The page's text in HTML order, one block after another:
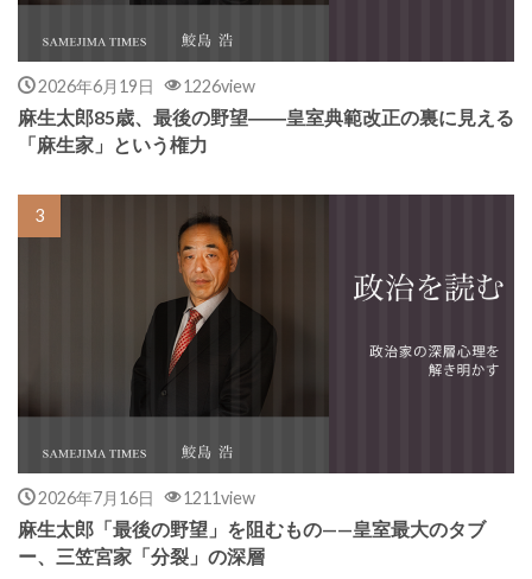
2026年6月19日 1226view
麻生太郎85歳、最後の野望――皇室典範改正の裏に見える
「麻生家」という権力
2026年7月16日 1211view
麻生太郎「最後の野望」を阻むもの——皇室最大のタブ
ー、三笠宮家「分裂」の深層